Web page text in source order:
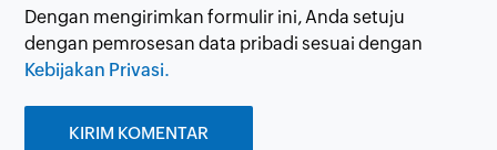
Dengan mengirimkan formulir ini, Anda setuju
dengan pemrosesan data pribadi sesuai dengan
Kebijakan Privasi.